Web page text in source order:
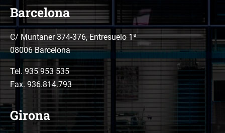
Barcelona
C/ Muntaner 374-376, Entresuelo 1ª
08006 Barcelona
Tel. 935 953 535
Fax. 936.814.793
Girona